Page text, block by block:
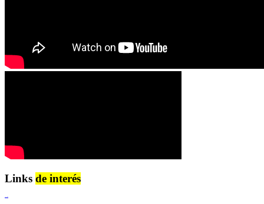
Links de interés